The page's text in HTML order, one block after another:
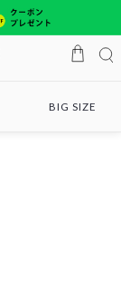
BIG SIZE